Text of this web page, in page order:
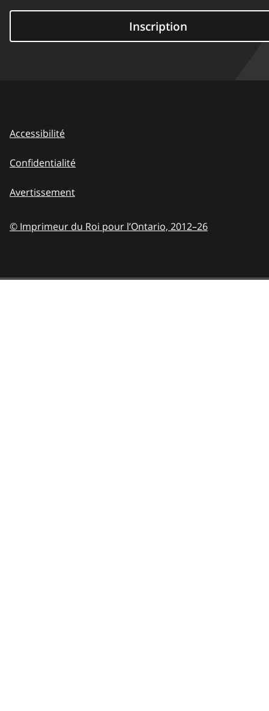
Inscription
Accessibilité
Confidentialité
Avertissement
© Imprimeur du Roi pour l’Ontario, 2012–26